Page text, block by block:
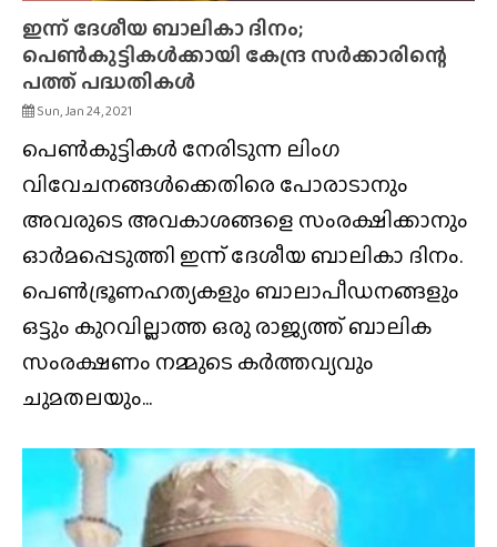
ഇന്ന് ദേശീയ ബാലികാ ദിനം;
പെണ്‍കുട്ടികള്‍ക്കായി കേന്ദ്ര സര്‍ക്കാരിന്റെ
പത്ത് പദ്ധതികള്‍
Sun, Jan 24, 2021
‌പെണ്‍കുട്ടികള്‍ നേരിടുന്ന ലിംഗ
വിവേചനങ്ങൾക്കെതിരെ പോരാടാനും
അവരുടെ അവകാശങ്ങളെ സംരക്ഷിക്കാനും
ഓര്‍മപ്പെടുത്തി ഇന്ന് ദേശീയ ബാലികാ ദിനം.
പെണ്‍ഭ്രൂണഹത്യകളും ബാലാപീഡനങ്ങളും
ഒട്ടും കുറവില്ലാത്ത ഒരു രാജ്യത്ത് ബാലിക
സംരക്ഷണം നമ്മുടെ കര്‍ത്തവ്യവും
ചുമതലയും...